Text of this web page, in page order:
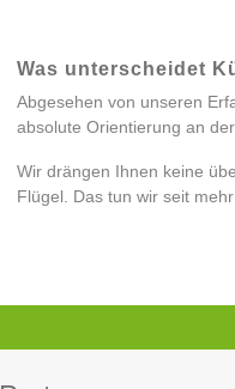
Was unterscheidet
Abgesehen von unseren
absolute Orientierung an
Wir drängen Ihnen keine
Flügel.
Das tun wir seit